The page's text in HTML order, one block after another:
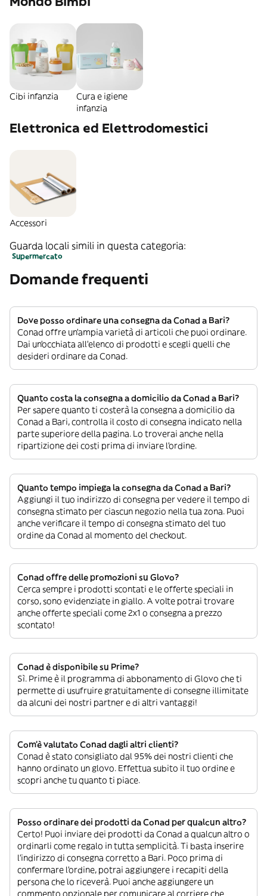
Cibi infanzia
Cura e igiene
infanzia
Elettronica ed Elettrodomestici
Accessori
Guarda locali simili in questa categoria:
Supermercato
Domande frequenti
Dove posso ordinare una consegna da Conad a Bari?
Conad offre un’ampia varietà di articoli che puoi ordinare.
Dai un’occhiata all’elenco di prodotti e scegli quelli che
desideri ordinare da Conad.
Quanto costa la consegna a domicilio da Conad a Bari?
Per sapere quanto ti costerà la consegna a domicilio da
Conad a Bari, controlla il costo di consegna indicato nella
parte superiore della pagina. Lo troverai anche nella
ripartizione dei costi prima di inviare l’ordine.
Quanto tempo impiega la consegna da Conad a Bari?
Aggiungi il tuo indirizzo di consegna per vedere il tempo di
consegna stimato per ciascun negozio nella tua zona. Puoi
anche verificare il tempo di consegna stimato del tuo
ordine da Conad al momento del checkout.
Conad offre delle promozioni su Glovo?
Cerca sempre i prodotti scontati e le offerte speciali in
corso, sono evidenziate in giallo. A volte potrai trovare
anche offerte speciali come 2x1 o consegna a prezzo
scontato!
Conad è disponibile su Prime?
Sì. Prime è il programma di abbonamento di Glovo che ti
permette di usufruire gratuitamente di consegne illimitate
da alcuni dei nostri partner e di altri vantaggi!
Com’è valutato Conad dagli altri clienti?
Conad è stato consigliato dal 95% dei nostri clienti che
hanno ordinato un glovo. Effettua subito il tuo ordine e
scopri anche tu quanto ti piace.
Posso ordinare dei prodotti da Conad per qualcun altro?
Certo! Puoi inviare dei prodotti da Conad a qualcun altro o
ordinarli come regalo in tutta semplicità. Ti basta inserire
l’indirizzo di consegna corretto a Bari. Poco prima di
confermare l’ordine, potrai aggiungere i recapiti della
persona che lo riceverà. Puoi anche aggiungere un
commento opzionale per comunicare al corriere che